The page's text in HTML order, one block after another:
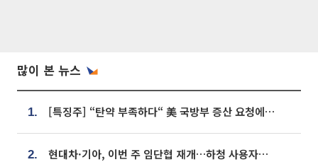
많이 본 뉴스
1. [특징주] “탄약 부족하다“ 美 국방부 증산 요청에⋯국내 방산주 급등세
2. 현대차·기아, 이번 주 임단협 재개…하청 사용자성 재심도 ‘변수’